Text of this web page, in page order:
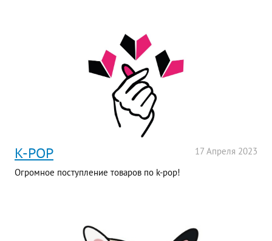
17 Апреля 2023
K-POP
Огромное поступление товаров по k-pop!